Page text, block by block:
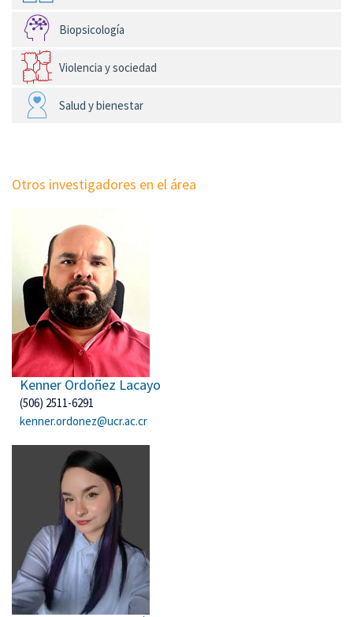
Biopsicología
Violencia y sociedad
Salud y bienestar
Otros investigadores en el área
Kenner Ordoñez Lacayo
(506) 2511-6291
kenner.ordonez@ucr.ac.cr